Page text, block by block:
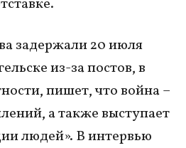
задержали 20 июля
из-за постов, в
пишет, что война –
а также выступает
людей». В интервью